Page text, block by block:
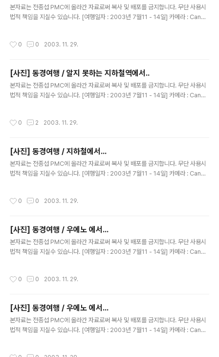
본자료는 전종섭 PMC에 올라간 자료로써 복사 및 배포를 금지합니다. 무단 사용시
법적 책임을 지실수 있습니다. [여행일자 : 2003년 7월11 - 14일] 카메라 : Canon
0 0 2003. 11. 29.
[사진] 동경여행 / 알지 못하는 지하철역에서..
본자료는 전종섭 PMC에 올라간 자료로써 복사 및 배포를 금지합니다. 무단 사용시
법적 책임을 지실수 있습니다. [여행일자 : 2003년 7월11 - 14일] 카메라 : Canon
0 2 2003. 11. 29.
[사진] 동경여행 / 지하철에서...
본자료는 전종섭 PMC에 올라간 자료로써 복사 및 배포를 금지합니다. 무단 사용시
법적 책임을 지실수 있습니다. [여행일자 : 2003년 7월11 - 14일] 카메라 : Canon
0 0 2003. 11. 29.
[사진] 동경여행 / 우에노 에서...
본자료는 전종섭 PMC에 올라간 자료로써 복사 및 배포를 금지합니다. 무단 사용시
법적 책임을 지실수 있습니다. [여행일자 : 2003년 7월11 - 14일] 카메라 : Canon
0 0 2003. 11. 29.
[사진] 동경여행 / 우에노 에서...
본자료는 전종섭 PMC에 올라간 자료로써 복사 및 배포를 금지합니다. 무단 사용시
법적 책임을 지실수 있습니다. [여행일자 : 2003년 7월11 - 14일] 카메라 : Canon